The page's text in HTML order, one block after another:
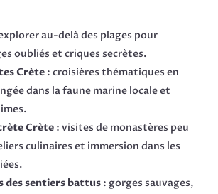
au-delà des plages pour
oubliés et criques secrètes.
Crète : croisières thématiques en
dans la faune marine locale et
Crète : visites de monastères peu
culinaires et immersion dans les
des sentiers battus : gorges sauvages,